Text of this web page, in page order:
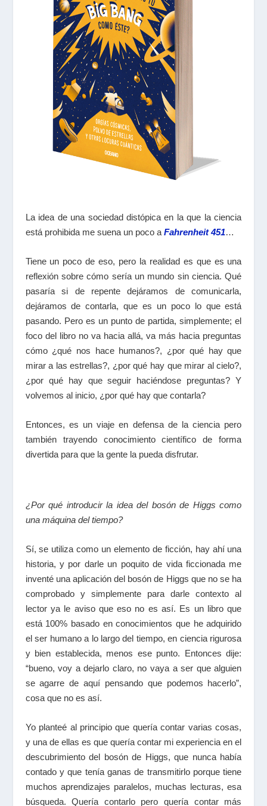
La idea de una sociedad distópica en la que la ciencia
está prohibida me suena un poco aFahrenheit 451…
Tiene un poco de eso, pero la realidad es que es una
reflexión sobre cómo sería un mundo sin ciencia. Qué
pasaría si de repente dejáramos de comunicarla,
dejáramos de contarla, que es un poco lo que está
pasando. Pero es un punto de partida, simplemente; el
foco del libro no va hacia allá, va más hacia preguntas
cómo ¿qué nos hace humanos?, ¿por qué hay que
mirar a las estrellas?, ¿por qué hay que mirar al cielo?,
¿por qué hay que seguir haciéndose preguntas? Y
volvemos al inicio, ¿por qué hay que contarla?
Entonces, es un viaje en defensa de la ciencia pero
también trayendo conocimiento científico de forma
divertida para que la gente la pueda disfrutar.
¿Por qué introducir la idea del bosón de Higgs como
una máquina del tiempo?
Sí, se utiliza como un elemento de ficción, hay ahí una
historia, y por darle un poquito de vida ficcionada me
inventé una aplicación del bosón de Higgs que no se ha
comprobado y simplemente para darle contexto al
lector ya le aviso que eso no es así. Es un libro que
está 100% basado en conocimientos que he adquirido
el ser humano a lo largo del tiempo, en ciencia rigurosa
y bien establecida, menos ese punto. Entonces dije:
“bueno, voy a dejarlo claro, no vaya a ser que alguien
se agarre de aquí pensando que podemos hacerlo”,
cosa que no es así.
Yo planteé al principio que quería contar varias cosas,
y una de ellas es que quería contar mi experiencia en el
descubrimiento del bosón de Higgs, que nunca había
contado y que tenía ganas de transmitirlo porque tiene
muchos aprendizajes paralelos, muchas lecturas, esa
búsqueda. Quería contarlo pero quería contar más